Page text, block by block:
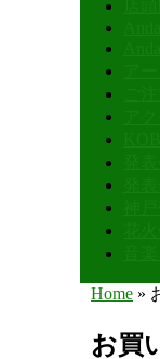
Home »
お買